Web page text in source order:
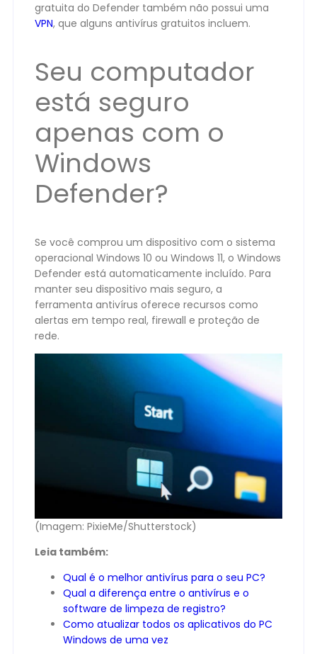
gratuita do Defender também não possui uma
VPN, que alguns antivírus gratuitos incluem.
Seu computador
está seguro
apenas com o
Windows
Defender?
Se você comprou um dispositivo com o sistema
operacional Windows 10 ou Windows 11, o Windows
Defender está automaticamente incluído. Para
manter seu dispositivo mais seguro, a
ferramenta antivírus oferece recursos como
alertas em tempo real, firewall e proteção de
rede.
(Imagem: PixieMe/Shutterstock)
Leia também:
Qual é o melhor antivírus para o seu PC?
Qual a diferença entre o antivírus e o
software de limpeza de registro?
Como atualizar todos os aplicativos do PC
Windows de uma vez